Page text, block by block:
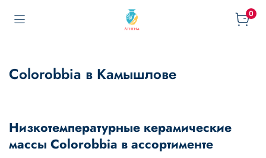
0
Colorobbia в Камышлове
Низкотемпературные керамические
массы Colorobbia в ассортименте